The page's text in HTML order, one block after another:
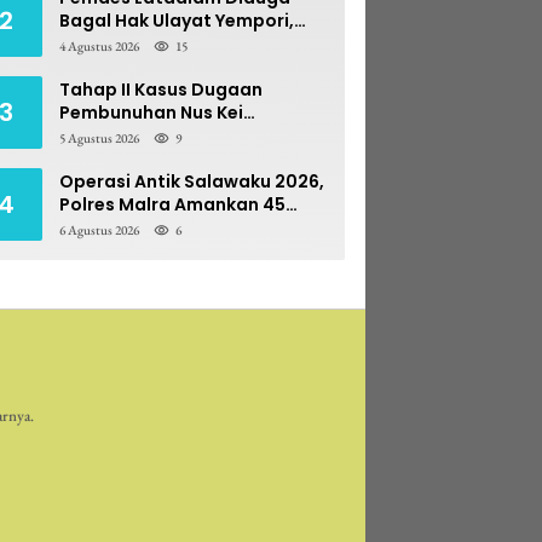
2
Bagal Hak Ulayat Yempori,
Prona BPN Terseret Bara
4 Agustus 2026 15
3
Tahap II Kasus Dugaan
Pembunuhan Nus Kei
Dilimpahkan ke PN Ambon
5 Agustus 2026 9
4
Operasi Antik Salawaku 2026,
Polres Malra Amankan 45
Liter Sopi
6 Agustus 2026 6